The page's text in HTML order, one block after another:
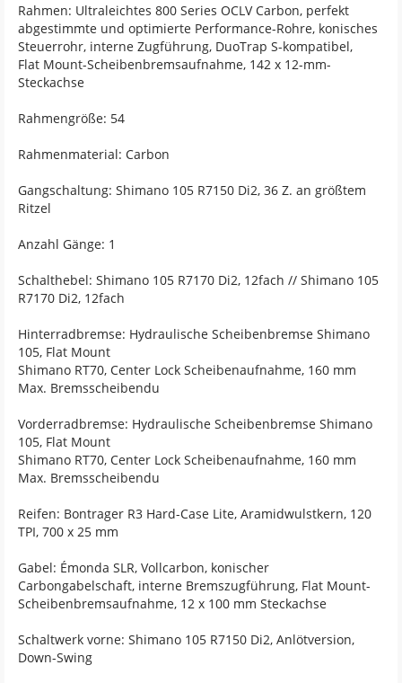
Rahmen: Ultraleichtes 800 Series OCLV Carbon, perfekt
abgestimmte und optimierte Performance-Rohre, konisches
Steuerrohr, interne Zugführung, DuoTrap S-kompatibel,
Flat Mount-Scheibenbremsaufnahme, 142 x 12-mm-
Steckachse
Rahmengröße: 54
Rahmenmaterial: Carbon
Gangschaltung: Shimano 105 R7150 Di2, 36 Z. an größtem
Ritzel
Anzahl Gänge: 1
Schalthebel: Shimano 105 R7170 Di2, 12fach // Shimano 105
R7170 Di2, 12fach
Hinterradbremse: Hydraulische Scheibenbremse Shimano
105, Flat Mount
Shimano RT70, Center Lock Scheibenaufnahme, 160 mm
Max. Bremsscheibendu
Vorderradbremse: Hydraulische Scheibenbremse Shimano
105, Flat Mount
Shimano RT70, Center Lock Scheibenaufnahme, 160 mm
Max. Bremsscheibendu
Reifen: Bontrager R3 Hard-Case Lite, Aramidwulstkern, 120
TPI, 700 x 25 mm
Gabel: Émonda SLR, Vollcarbon, konischer
Carbongabelschaft, interne Bremszugführung, Flat Mount-
Scheibenbremsaufnahme, 12 x 100 mm Steckachse
Schaltwerk vorne: Shimano 105 R7150 Di2, Anlötversion,
Down-Swing